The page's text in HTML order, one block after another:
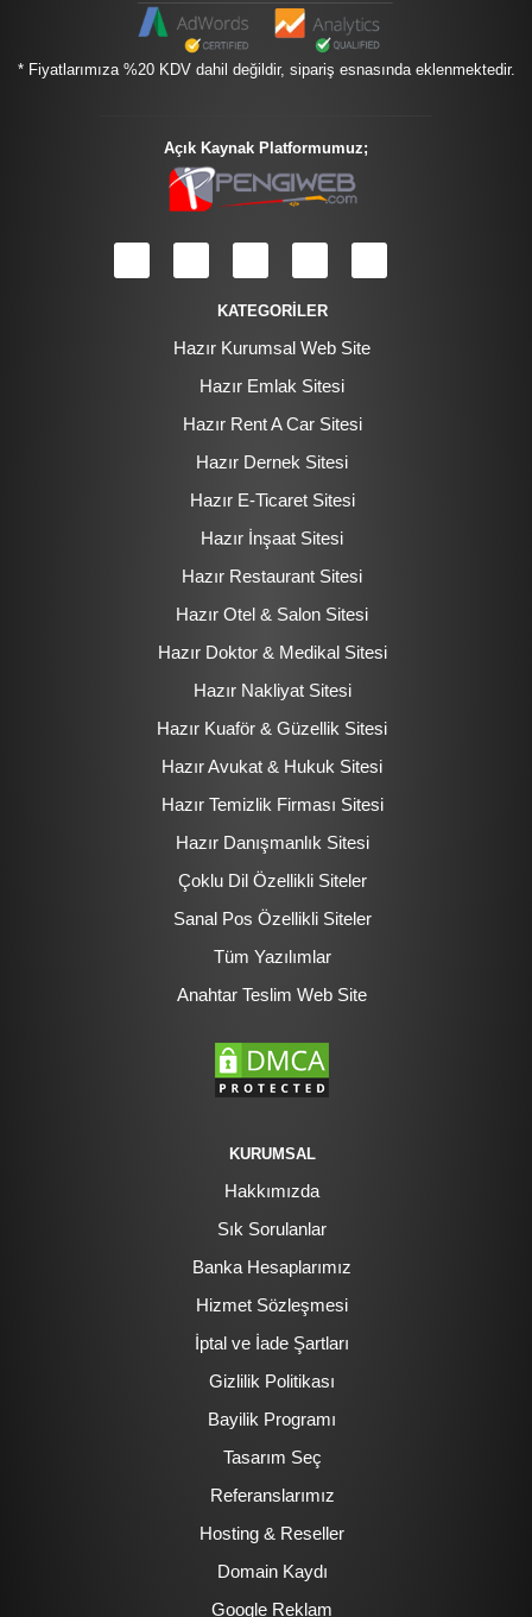
* Fiyatlarımıza %20 KDV dahil değildir, sipariş esnasında eklenmektedir.
Açık Kaynak Platformumuz;
KATEGORİLER
Hazır Kurumsal Web Site
Hazır Emlak Sitesi
Hazır Rent A Car Sitesi
Hazır Dernek Sitesi
Hazır E-Ticaret Sitesi
Hazır İnşaat Sitesi
Hazır Restaurant Sitesi
Hazır Otel & Salon Sitesi
Hazır Doktor & Medikal Sitesi
Hazır Nakliyat Sitesi
Hazır Kuaför & Güzellik Sitesi
Hazır Avukat & Hukuk Sitesi
Hazır Temizlik Firması Sitesi
Hazır Danışmanlık Sitesi
Çoklu Dil Özellikli Siteler
Sanal Pos Özellikli Siteler
Tüm Yazılımlar
Anahtar Teslim Web Site
KURUMSAL
Hakkımızda
Sık Sorulanlar
Banka Hesaplarımız
Hizmet Sözleşmesi
İptal ve İade Şartları
Gizlilik Politikası
Bayilik Programı
Tasarım Seç
Referanslarımız
Hosting & Reseller
Domain Kaydı
Google Reklam